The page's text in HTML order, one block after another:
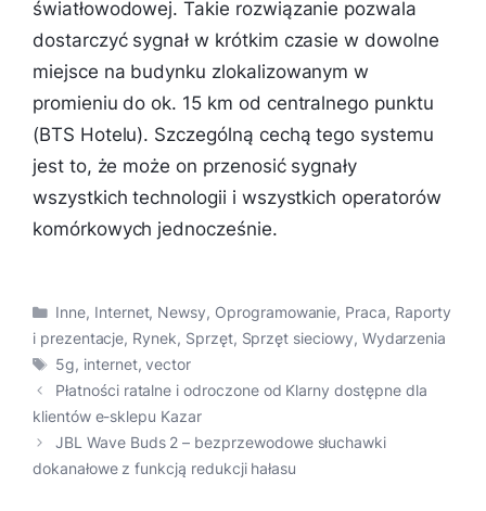
światłowodowej. Takie rozwiązanie pozwala
dostarczyć sygnał w krótkim czasie w dowolne
miejsce na budynku zlokalizowanym w
promieniu do ok. 15 km od centralnego punktu
(BTS Hotelu). Szczególną cechą tego systemu
jest to, że może on przenosić sygnały
wszystkich technologii i wszystkich operatorów
komórkowych jednocześnie.
Kategorie
Inne, Internet, Newsy, Oprogramowanie, Praca, Raporty
i prezentacje, Rynek, Sprzęt, Sprzęt sieciowy, Wydarzenia
Tagi
5g, internet,vector
Płatności ratalne i odroczone od Klarny dostępne dla
klientów e-sklepu Kazar
JBL Wave Buds 2 – bezprzewodowe słuchawki
dokanałowe z funkcją redukcji hałasu